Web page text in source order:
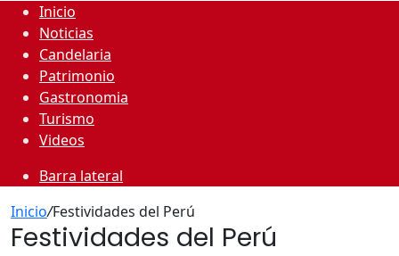
Inicio
Noticias
Candelaria
Patrimonio
Gastronomia
Turismo
Videos
Barra lateral
Inicio/Festividades del Perú
Festividades del Perú